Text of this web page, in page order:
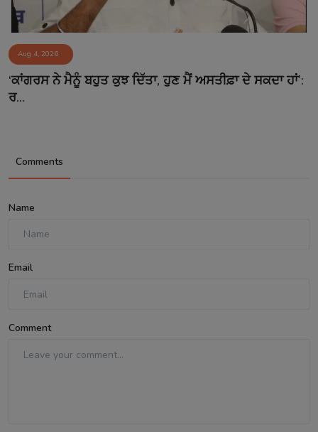
Aug 4, 2026
‘ਕਾਂਗਰਸ ਨੇ ਮੈਨੂੰ ਬਹੁਤ ਕੁਝ ਦਿੱਤਾ, ਹੁਣ ਮੈਂ ਅਸਤੀਫ਼ਾ ਦੇ ਸਕਦਾ ਹਾਂ’:
ਰ...
Comments
Name
Email
Comment